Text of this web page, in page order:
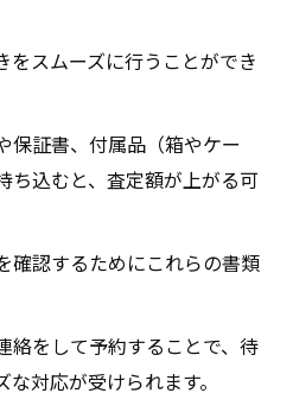
をスムーズに行うことができ
保証書、付属品（箱やケー
ち込むと、査定額が上がる可
確認するためにこれらの書類
絡をして予約することで、待
対応が受けられます。